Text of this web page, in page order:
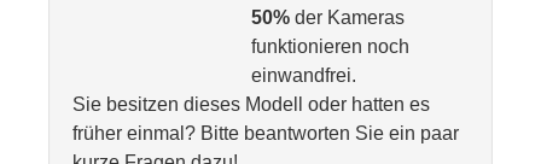
50% der Kameras
funktionieren noch
einwandfrei.
Sie besitzen dieses Modell oder hatten es
früher einmal? Bitte beantworten Sie ein paar